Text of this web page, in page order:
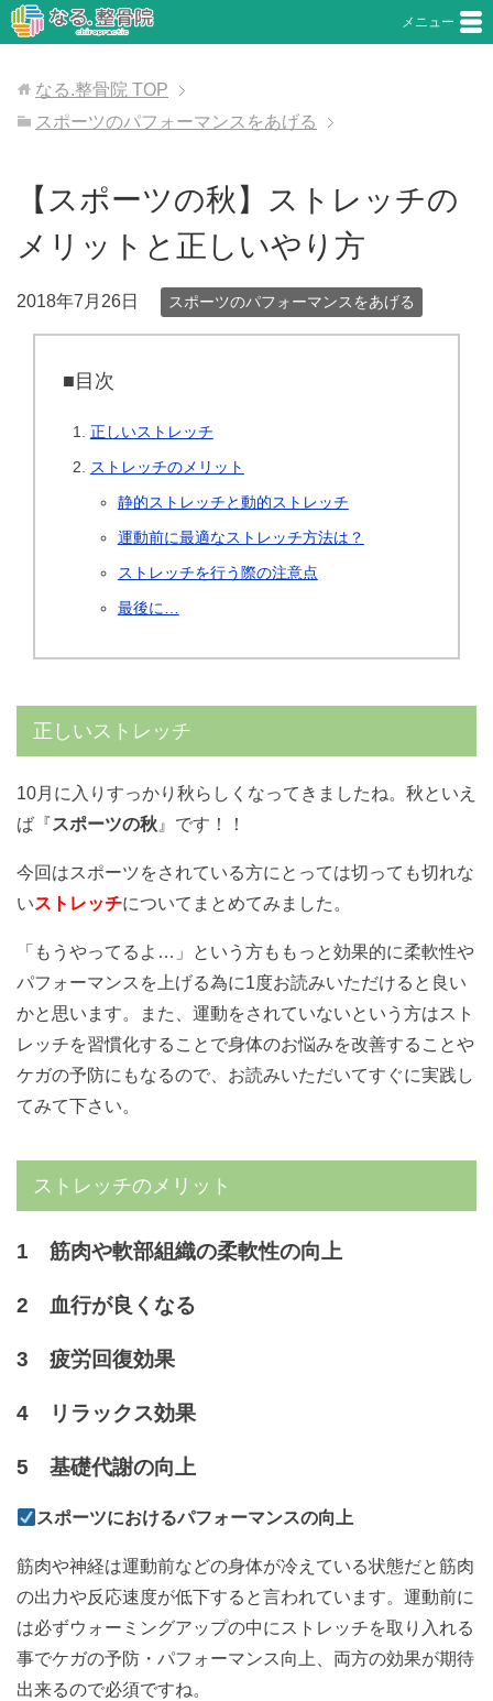
メニュー
なる.整骨院 TOP
スポーツのパフォーマンスをあげる
【スポーツの秋】ストレッチの
メリットと正しいやり方
2018年7月26日 スポーツのパフォーマンスをあげる
■目次
正しいストレッチ
ストレッチのメリット
静的ストレッチと動的ストレッチ
運動前に最適なストレッチ方法は？
ストレッチを行う際の注意点
最後に…
正しいストレッチ
10月に入りすっかり秋らしくなってきましたね。秋といえ
ば『スポーツの秋 』です！！
今回はスポーツをされている方にとっては切っても切れな
いストレッチについてまとめてみました。
「もうやってるよ…」という方ももっと効果的に柔軟性や
パフォーマンスを上げる為に1度お読みいただけると良い
かと思います。また、運動をされていないという方はスト
レッチを習慣化することで身体のお悩みを改善することや
ケガの予防にもなるので、お読みいただいてすぐに実践し
てみて下さい。
ストレッチのメリット
1 筋肉や軟部組織の柔軟性の向上
2 血行が良くなる
3 疲労回復効果
4 リラックス効果
5 基礎代謝の向上
スポーツにおけるパフォーマンスの向上
筋肉や神経は運動前などの身体が冷えている状態だと筋肉
の出力や反応速度が低下すると言われています。運動前に
は必ずウォーミングアップの中にストレッチを取り入れる
事でケガの予防・パフォーマンス向上、両方の効果が期待
出来るので必須ですね。